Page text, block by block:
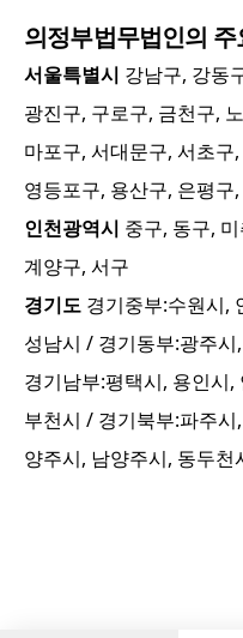
의정부법무법인의
서울특별시 강남구, 강동
광진구, 구로구, 금천구,
마포구, 서대문구, 서초
영등포구, 용산구, 은평구
인천광역시 중구, 동구,
계양구, 서구
경기도 경기중부:수원시,
성남시 / 경기동부:광주시
경기남부:평택시, 용인시,
부천시 / 경기북부:파주시
양주시, 남양주시, 동두